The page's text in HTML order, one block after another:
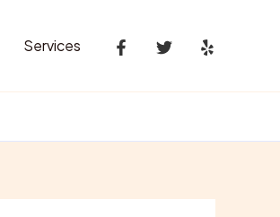
Services